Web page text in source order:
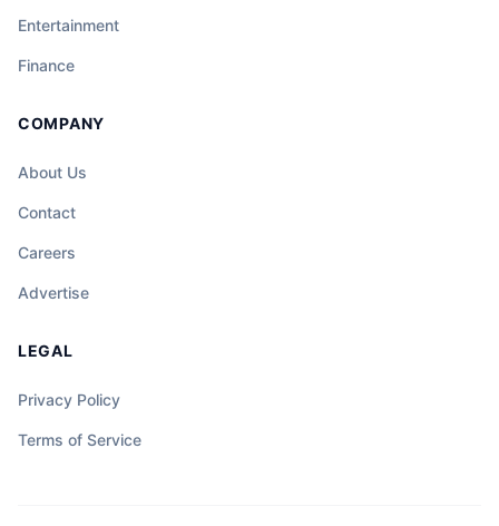
Entertainment
Finance
COMPANY
About Us
Contact
Careers
Advertise
LEGAL
Privacy Policy
Terms of Service